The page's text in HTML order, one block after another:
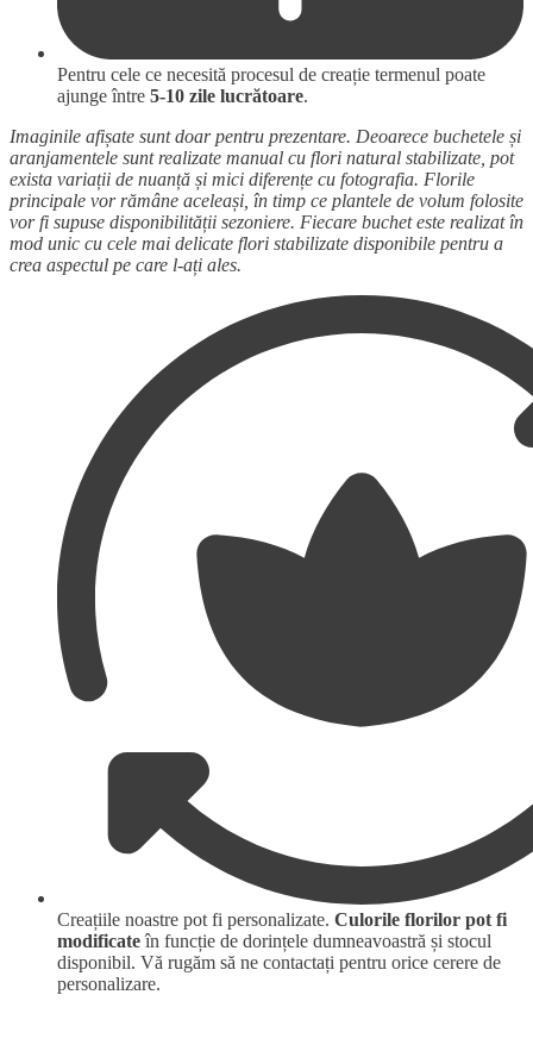
Pentru cele ce necesită procesul de creație termenul poate
ajunge între 5-10 zile lucrătoare.
Imaginile afișate sunt doar pentru prezentare. Deoarece buchetele și
aranjamentele sunt realizate manual cu flori natural stabilizate, pot
exista variații de nuanță și mici diferențe cu fotografia. Florile
principale vor rămâne aceleași, în timp ce plantele de volum folosite
vor fi supuse disponibilității sezoniere. Fiecare buchet este realizat în
mod unic cu cele mai delicate flori stabilizate disponibile pentru a
crea aspectul pe care l-ați ales.
Creațiile noastre pot fi personalizate. Culorile florilor pot fi
modificateîn funcție de dorințele dumneavoastră și stocul
disponibil. Vă rugăm să ne contactați pentru orice cerere de
personalizare.